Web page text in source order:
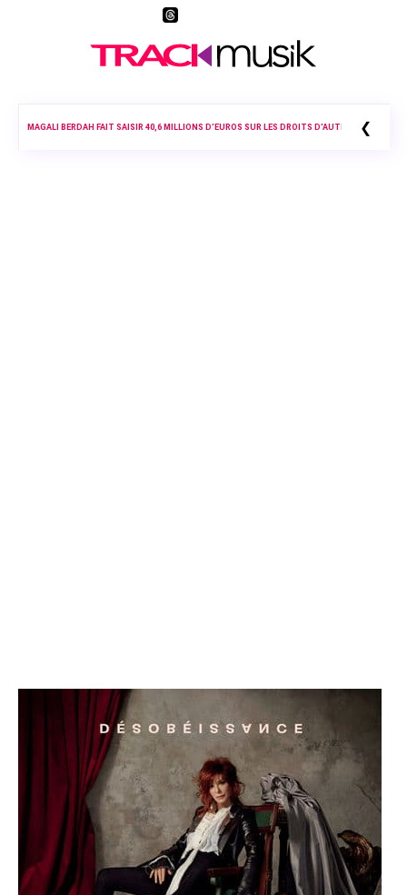
MAGALI BERDAH FAIT SAISIR 40,6 MILLIONS D’EUROS SUR LES DROITS D’AUTEUR DE BOOBA
❮